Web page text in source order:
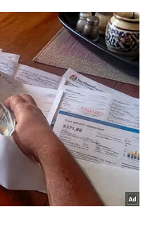
Công nghệ
Sành điệu
Tin Công nghệ
Trải nghiệm
Chuyển đổi số